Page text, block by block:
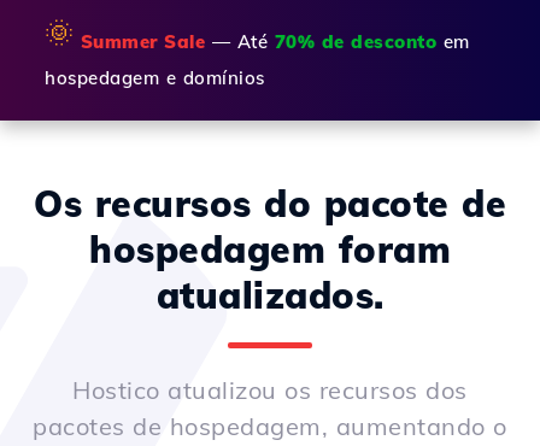
🌞 Summer Sale — Até 70% de desconto em
hospedagem e domínios
Os recursos do pacote de
hospedagem foram
atualizados.
Hostico atualizou os recursos dos
pacotes de hospedagem, aumentando o